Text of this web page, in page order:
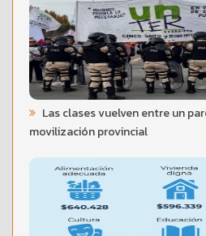
Las clases vuelven entre un
movilización provincial